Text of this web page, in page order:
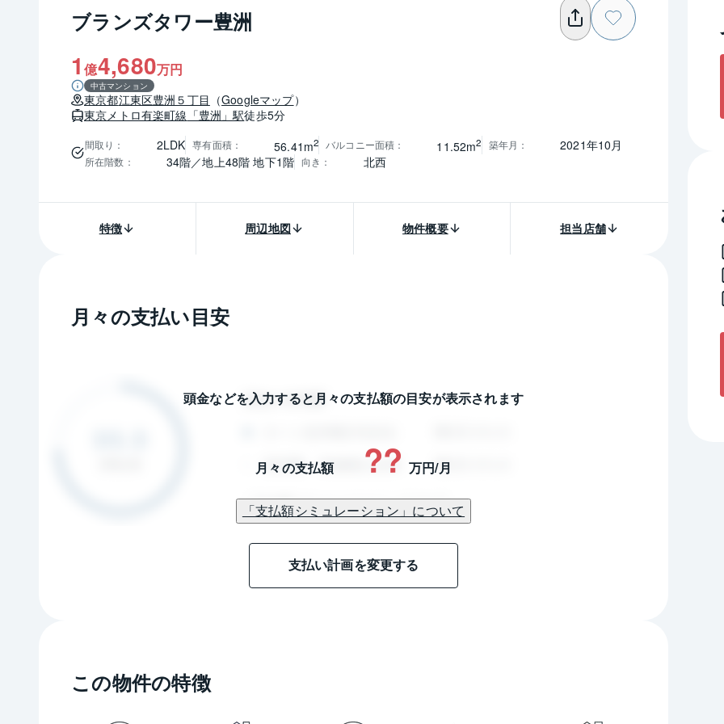
ブランズタワー豊洲
1億4,680万円
中古マンション
東京都江東区豊洲５丁目 （Googleマップ）
東京メトロ有楽町線 「豊洲」駅徒歩5分
間取り ： 2LDK 専有面積： 56.41m2 バルコニー面積 ： 11.52m2 築年月 ： 2021年10月
所在階数 ： 34階／地上48階 地下1階 向き ： 北西
特徴 周辺地図 物件概要 担当店舗
月々の支払い目安
頭金などを入力すると月々の支払額の目安が表示されます
月々の支払額 ?? 万円/月
「支払額シミュレーション」について
支払い計画を変更する
この物件の特徴